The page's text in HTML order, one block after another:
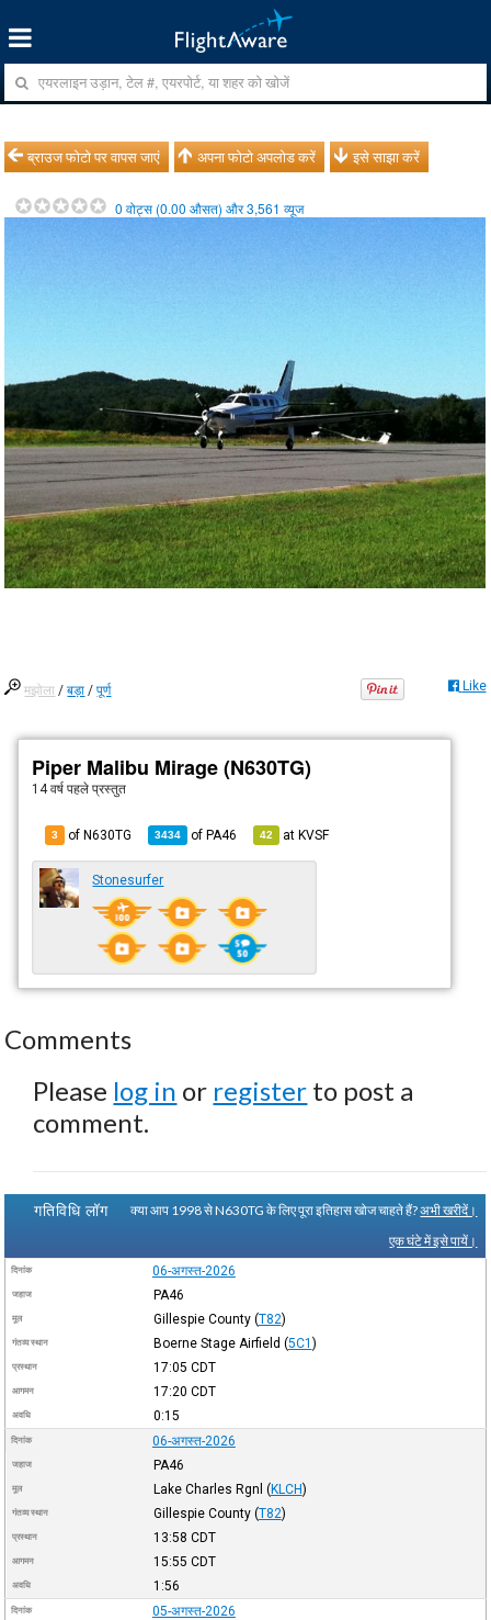
ब्राउज फोटो पर वापस जाएं अपना फोटो अपलोड करें इसे साझा करें
0 वोट्स (0.00 औसत) और3,561 व्यूज
मझोला /बड़ा /पूर्ण Like
Piper Malibu Mirage (N630TG)
14 वर्ष पहले प्रस्तुत
3 of N630TG 3434 ofPA46 42 atKVSF
Stonesurfer
Comments
Please log in or register to post a
comment.
गतिविधि लॉग क्या आप 1998 से N630TG के लिए पूरा इतिहास खोज चाहते हैं?अभी खरीदें।
एक घंटे में इसे पायें।
दिनांक 06-अगस्त-2026
जहाज PA46
मूल Gillespie County (T82)
गंतव्य स्थान Boerne Stage Airfield (5C1 )
प्रस्थान 17:05 CDT
आगमन 17:20 CDT
अवधि 0:15
दिनांक 06-अगस्त-2026
जहाज PA46
मूल Lake Charles Rgnl (KLCH)
गंतव्य स्थान Gillespie County (T82)
प्रस्थान 13:58 CDT
आगमन 15:55 CDT
अवधि 1:56
दिनांक 05-अगस्त-2026